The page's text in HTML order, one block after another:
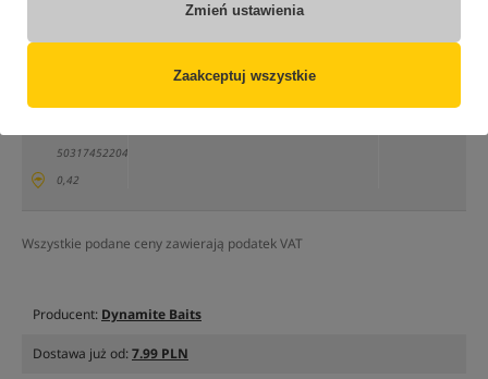
Zmień ustawienia
Zaakceptuj wszystkie
500ml
5031745220458
0,42
Cena katalogowa57.00/-12%
Koniec promocji: 09-08-2026, 23:59 lub do
produktu
Wszystkie podane ceny zawierają podatek VAT
Producent: Dynamite Baits
Dostawa już od:7.99 PLN